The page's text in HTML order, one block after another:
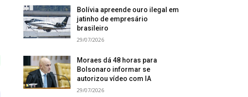
Bolívia apreende ouro ilegal em
jatinho de empresário
brasileiro
29/07/2026
Moraes dá 48 horas para
Bolsonaro informar se
autorizou vídeo com IA
29/07/2026